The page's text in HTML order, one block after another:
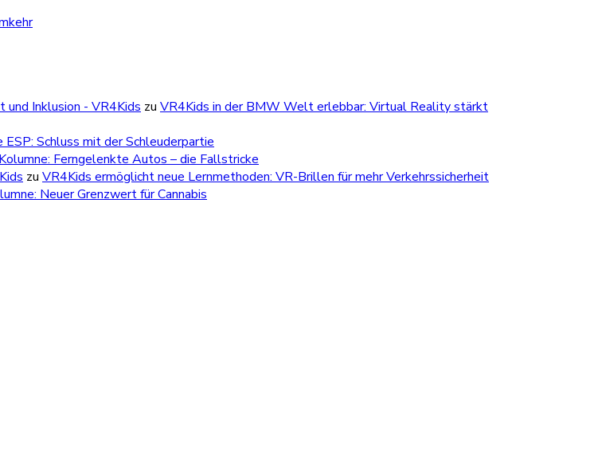
Inklusion - VR4Kids zu VR4Kids in der BMW Welt erlebbar: Virtual Reality stärkt
ESP: Schluss mit der Schleuderpartie
Ferngelenkte Autos – die Fallstricke
zu VR4Kids ermöglicht neue Lernmethoden: VR-Brillen für mehr Verkehrssicherheit
Neuer Grenzwert für Cannabis